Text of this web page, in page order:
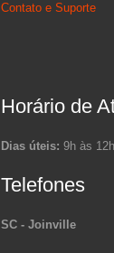
Contato e Suporte
Horário de
Dias úteis: 9h às
Telefones
SC - Joinville